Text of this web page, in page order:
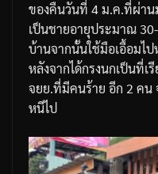
ของคืนวันที่ 4ม.ค.ที่ผ่าน
เป็นชายอายุประมาณ
บ้านจากนั้นใช้มือเอื้อมไ
หลังจากได้กรงนกเป็นที่เ
จยย.ที่มีคนร้าย อีก 2 คน
หนีไป